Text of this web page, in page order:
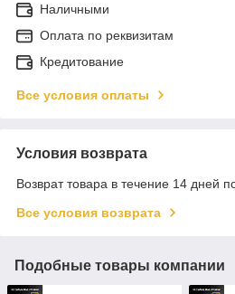
Наличными
Оплата по реквизитам
Кредитование
Все условия оплаты
Условия возврата
Возврат товара в течение 14 дней
Все условия возврата
Подобные товары компании